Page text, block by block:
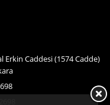
Erkin Caddesi (1574 Cadde)